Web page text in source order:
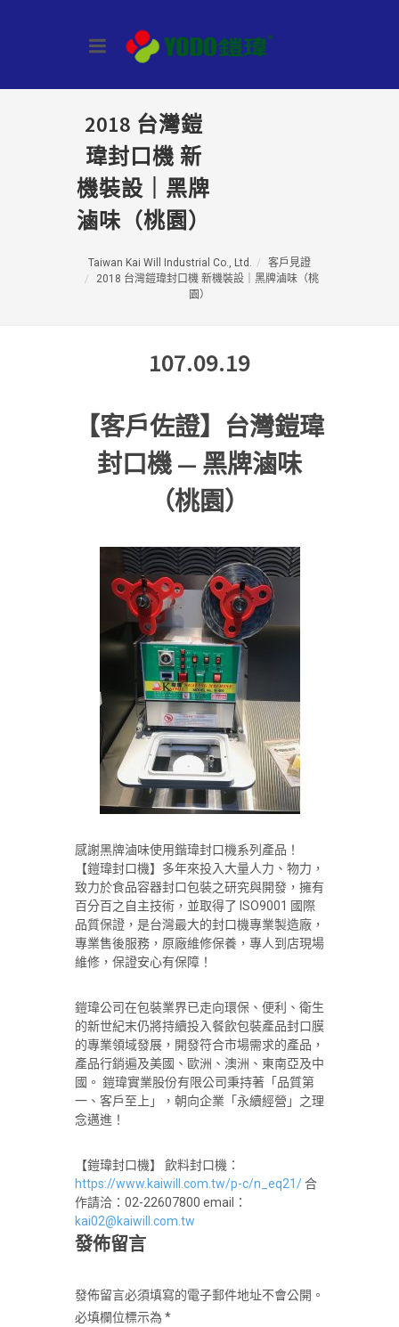
2018 台灣鎧
瑋封口機 新
機裝設｜黑牌
滷味（桃園）
Taiwan Kai Will Industrial Co., Ltd.
客戶見證
2018 台灣鎧瑋封口機 新機裝設｜黑牌滷味（桃
園）
107.09.19
【客戶佐證】台灣鎧瑋
封口機 — 黑牌滷味
（桃園）
感謝黑牌滷味使用鍇瑋封口機系列產品！
【鎧瑋封口機】多年來投入大量人力、物力，
致力於食品容器封口包裝之研究與開發，擁有
百分百之自主技術，並取得了 ISO9001 國際
品質保證，是台灣最大的封口機專業製造廠，
專業售後服務，原廠維修保養，專人到店現場
維修，保證安心有保障！
鎧瑋公司在包裝業界已走向環保、便利、衛生
的新世紀末仍將持續投入餐飲包裝產品封口膜
的專業領域發展，開發符合市場需求的產品，
產品行銷遍及美國、歐洲、澳洲、東南亞及中
國。 鎧瑋實業股份有限公司秉持著「品質第
一、客戶至上」，朝向企業「永續經營」之理
念邁進！
【鎧瑋封口機】 飲料封口機：
https://www.kaiwill.com.tw/p-c/n_eq21/合
作請洽：02-22607800 email：
kai02@kaiwill.com.tw
發佈留言
發佈留言必須填寫的電子郵件地址不會公開。
必填欄位標示為 *